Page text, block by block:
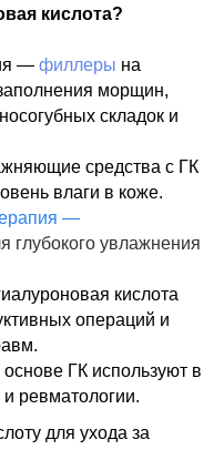
кислота?
— филлеры на
морщин,
складок и
средства с ГК
влаги в коже.
—
глубокого увлажнения
кислота
операций и
ГК используют в
ревматологии.
для ухода за